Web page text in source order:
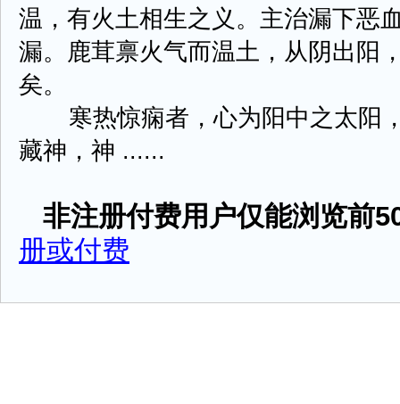
温，有火土相生之义。主治漏下恶
漏。鹿茸禀火气而温土，从阴出阳
矣。
寒热惊痫者，心为阳中之太阳
藏神，神 ......
非注册付费用户仅能浏览前
册或付费